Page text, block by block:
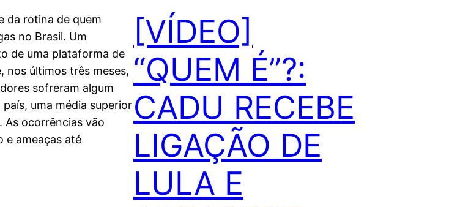
da rotina de quem
no Brasil. Um
de uma plataforma de
nos últimos três meses,
sofreram algum
uma média superior
As ocorrências vão
e ameaças até
[VÍDEO]
“QUEM É”?:
CADU RECEBE
LIGAÇÃO DE
LULA E